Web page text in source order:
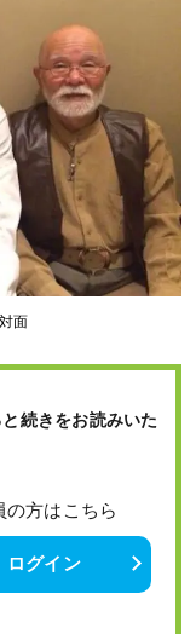
面
続きをお読みいた
の方はこちら
ログイン